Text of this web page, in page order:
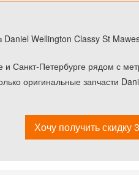
Wellington Classy St
и Санкт-Петербурге рядом с
оригинальные запчасти
Хочу получить скидку